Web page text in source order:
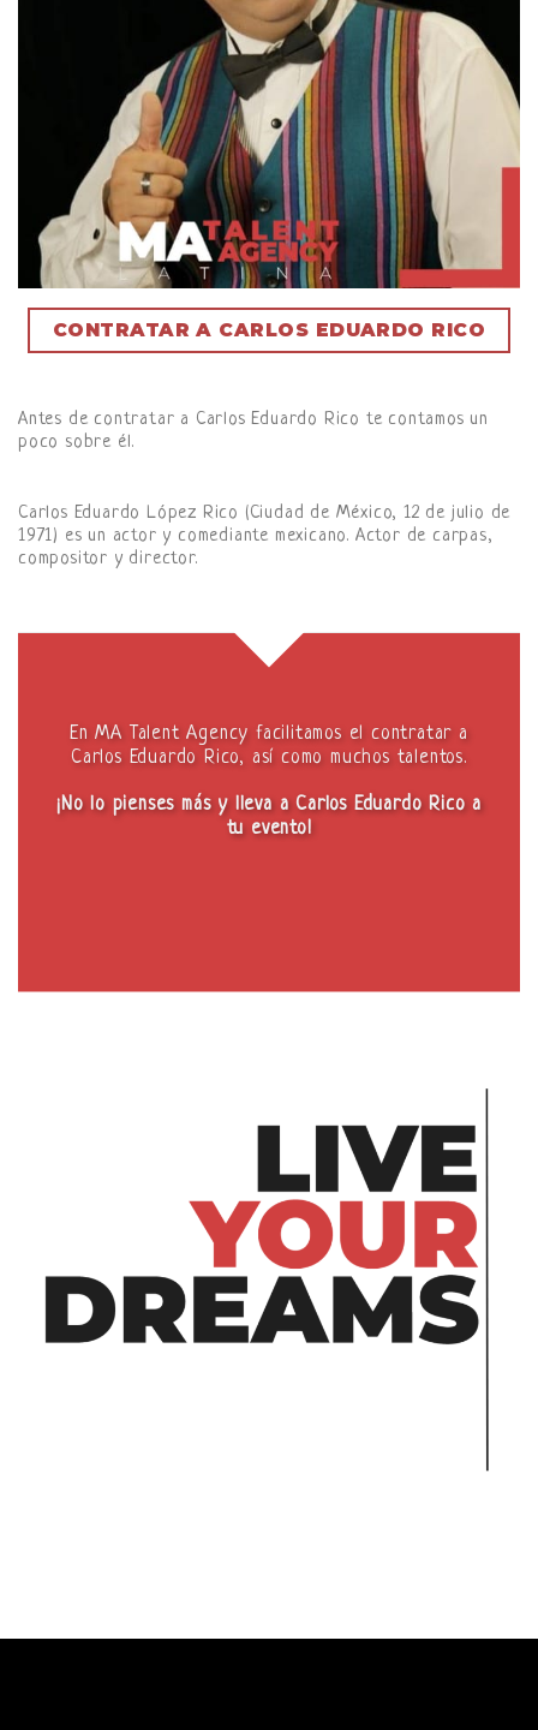
CONTRATAR A CARLOS EDUARDO RICO
Antes de contratar a Carlos Eduardo Rico te contamos un
poco sobre él.
Carlos Eduardo López Rico (Ciudad de México, 12 de julio de
1971) es un actor y comediante mexicano. Actor de carpas,
compositor y director.
En MA Talent Agency facilitamos el contratar a
Carlos Eduardo Rico, así como muchos talentos.
¡No lo pienses más y lleva a Carlos Eduardo Rico a
tu evento!